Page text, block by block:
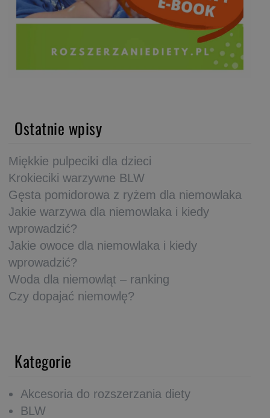
Ostatnie wpisy
Miękkie pulpeciki dla dzieci
Krokieciki warzywne BLW
Gęsta pomidorowa z ryżem dla niemowlaka
Jakie warzywa dla niemowlaka i kiedy
wprowadzić?
Jakie owoce dla niemowlaka i kiedy
wprowadzić?
Woda dla niemowląt – ranking
Czy dopajać niemowlę?
Kategorie
Akcesoria do rozszerzania diety
BLW